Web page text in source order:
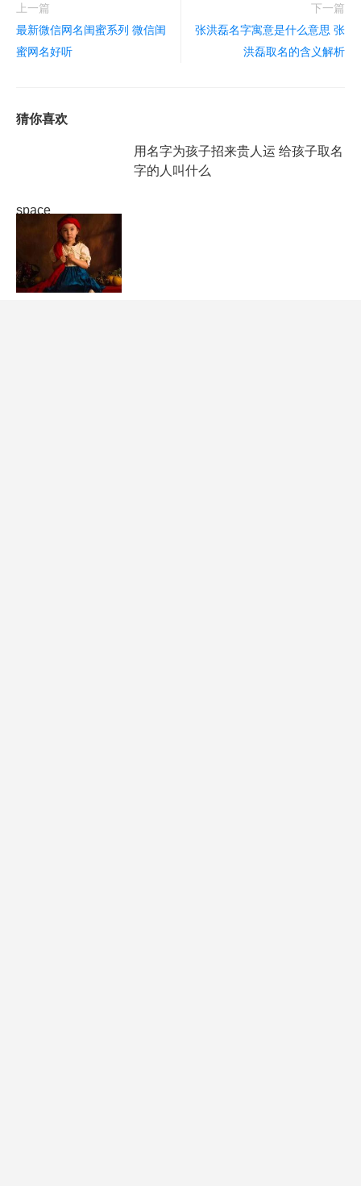
上一篇
最新微信网名闺蜜系列 微信闺
蜜网名好听
下一篇
张洪磊名字寓意是什么意思 张
洪磊取名的含义解析
猜你喜欢
space
用名字为孩子招来贵人运 给孩子取名
字的人叫什么